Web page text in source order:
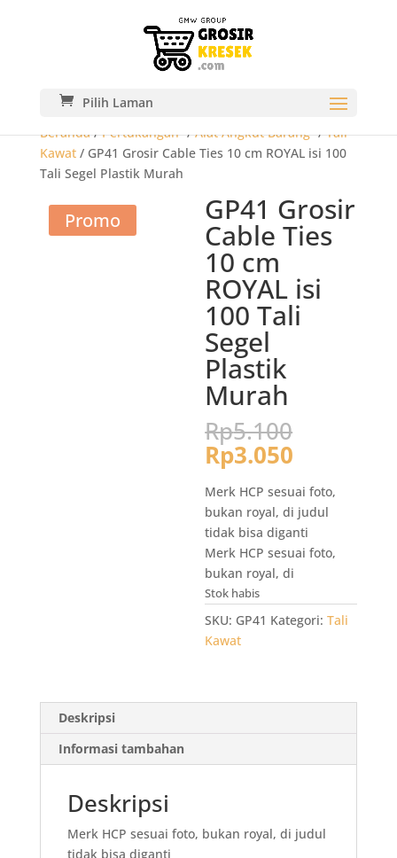
Pilih Laman
Beranda/Pertukangan-/Alat Angkut Barang-/Tali
Kawat/ GP41 Grosir Cable Ties 10 cm ROYAL isi 100
Tali Segel Plastik Murah
Promo GP41 Grosir
Cable Ties
10 cm
ROYAL isi
100 Tali
Segel
Plastik
Murah
Rp5.100
Rp5.100.
Rp3.050
ini
adalah:
Rp3.050.
Merk HCP sesuai foto,
bukan royal, di judul
tidak bisa diganti
Merk HCP sesuai foto,
bukan royal, di
Stok habis
SKU: GP41 Kategori:Tali
Kawat
Deskripsi
Informasi tambahan
Deskripsi
Merk HCP sesuai foto, bukan royal, di judul
tidak bisa diganti